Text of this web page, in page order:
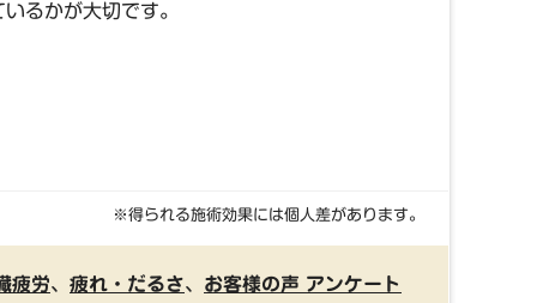
るかが大切です。
※得られる施術効果には個人差があります。
疲労、 疲れ・だるさ、 お客様の声 アンケート